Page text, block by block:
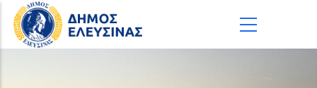
Παράκαμψη προς το κυρίως περιεχόμενο